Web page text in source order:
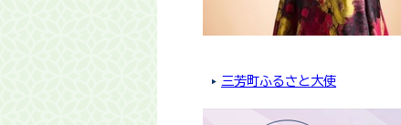
三芳町ふるさと大使